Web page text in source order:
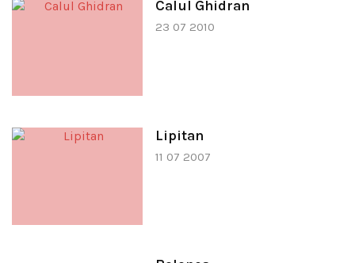
Calul Ghidran
23 07 2010
Lipitan
11 07 2007